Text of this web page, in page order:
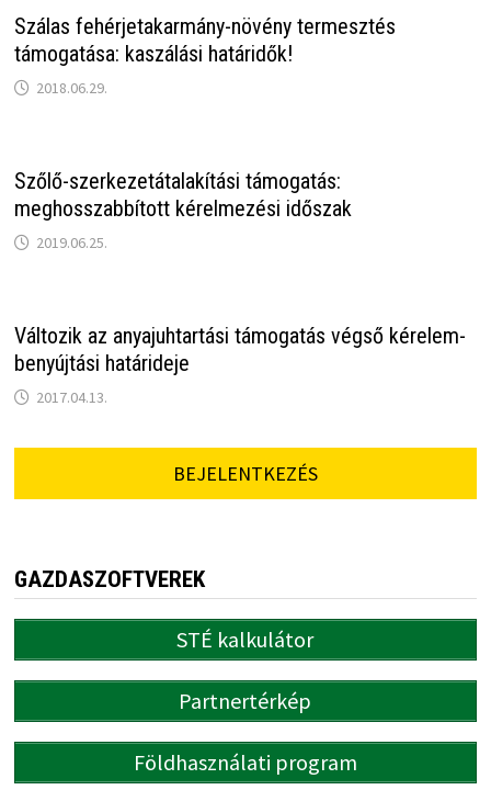
Szálas fehérjetakarmány-növény termesztés
támogatása: kaszálási határidők!
2018.06.29.
Szőlő-szerkezetátalakítási támogatás:
meghosszabbított kérelmezési időszak
2019.06.25.
Változik az anyajuhtartási támogatás végső kérelem-
benyújtási határideje
2017.04.13.
BEJELENTKEZÉS
GAZDASZOFTVEREK
STÉ kalkulátor
Partnertérkép
Földhasználati program